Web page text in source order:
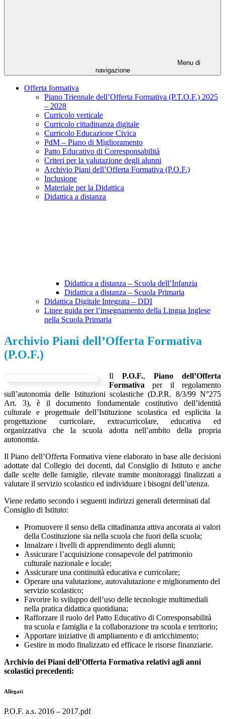
Menu di
navigazione
Offerta formativa
Piano Triennale dell’Offerta Formativa (P.T.O.F.) 2025
– 2028
Curricolo verticale
Curricolo cittadinanza digitale
Curricolo Educazione Civica
PdM – Piano di Miglioramento
Patto Educativo di Corresponsabilità
Criteri per la valutazione degli alunni
Archivio Piani dell’Offerta Formativa (P.O.F.)
Inclusione
Materiale per la Didattica
Didattica a distanza
Didattica a distanza – Scuola dell’Infanzia
Didattica a distanza – Scuola Primaria
Didattica Digitale Integrata – DDI
Linee guida per l’insegnamento della Lingua Inglese
nella Scuola Primaria
Archivio Piani dell’Offerta Formativa
(P.O.F.)
Il P.O.F.,
Piano dell’Offerta
Formativa
per il regolamento
sull’autonomia delle Istituzioni scolastiche (D.P.R. 8/3/99 N°275
Art. 3), è il documento fondamentale costitutivo dell’identità
culturale e progettuale dell’Istituzione scolastica ed esplicita la
progettazione curricolare, extracurricolare, educativa ed
organizzativa che la scuola adotta nell’ambito della propria
autonomia.
Il Piano dell’Offerta Formativa viene elaborato in base alle decisioni
adottate dal Collegio dei docenti, dal Consiglio di Istituto e anche
dalle scelte delle famiglie, rilevate tramite monitoraggi finalizzati a
valutare il servizio scolastico ed individuare i bisogni dell’utenza.
Viene redatto secondo i seguenti indirizzi generali determinati dal
Consiglio di Istituto:
Promuovere il senso della cittadinanza attiva ancorata ai valori
della Costituzione sia nella scuola che fuori della scuola;
Innalzare i livelli di apprendimento degli alunni;
Assicurare l’acquisizione consapevole del patrimonio
culturale nazionale e locale;
Assicurare una continuità educativa e curricolare;
Operare una valutazione, autovalutazione e miglioramento del
servizio scolastico;
Favorire lo sviluppo dell’uso delle tecnologie multimediali
nella pratica didattica quotidiana;
Rafforzare il ruolo del Patto Educativo di Corresponsabilità
tra scuola e famiglia e la collaborazione tra scuola e territorio;
Apportare iniziative di ampliamento e di arricchimento;
Gestire in modo finalizzato ed efficace le risorse finanziarie.
Archivio dei Piani dell’Offerta Formativa relativi agli anni
scolastici precedenti:
Allegati
P.O.F. a.s. 2016 – 2017.pdf